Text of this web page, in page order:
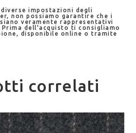
diverse impostazioni degli
non possiamo garantire che i
veramente rappresentativi
dell'acquisto ti consigliamo
disponibile online o tramite
correlati